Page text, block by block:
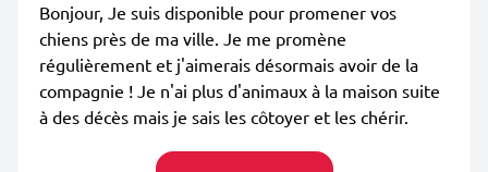
Bonjour, Je suis disponible pour promener vos
chiens près de ma ville. Je me promène
régulièrement et j'aimerais désormais avoir de la
compagnie ! Je n'ai plus d'animaux à la maison suite
à des décès mais je sais les côtoyer et les chérir.